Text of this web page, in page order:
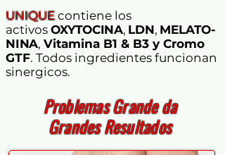
UNIQUEcontiene los
activos OXYTOCINA, LDN, MELATO-
NINA, Vitamina B1 & B3 y Cromo
GTF. Todos ingredientes funcionan
sinergicos.
Problemas Grande da
Grandes Resultados